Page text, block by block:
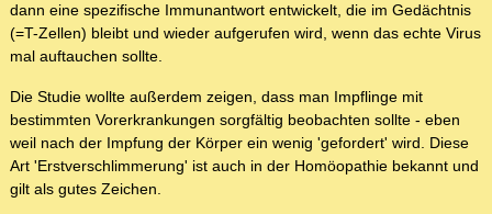
dann eine spezifische Immunantwort entwickelt, die im Gedächtnis
(=T-Zellen) bleibt und wieder aufgerufen wird, wenn das echte Virus
mal auftauchen sollte.
Die Studie wollte außerdem zeigen, dass man Impflinge mit
bestimmten Vorerkrankungen sorgfältig beobachten sollte - eben
weil nach der Impfung der Körper ein wenig 'gefordert' wird. Diese
Art 'Erstverschlimmerung' ist auch in der Homöopathie bekannt und
gilt als gutes Zeichen.